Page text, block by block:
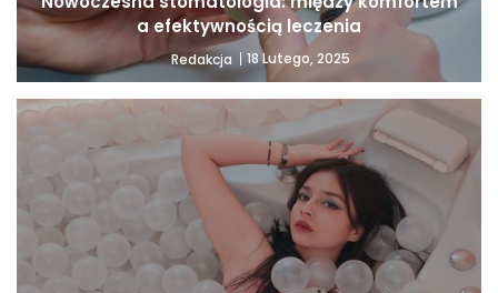
a efektywnością leczenia
Redakcja 18 Lutego, 2025